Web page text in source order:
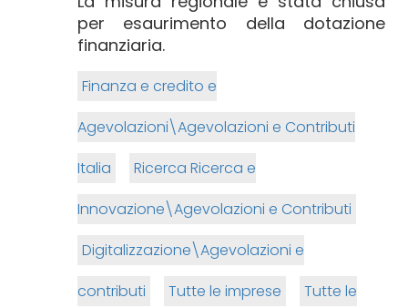
per esaurimento della dotazione
finanziaria.
Finanza e credito e
Agevolazioni\Agevolazioni e Contributi
Italia
Ricerca Ricerca e
Innovazione\Agevolazioni e Contributi
Digitalizzazione\Agevolazioni e
contributi
Tutte le imprese
Tutte le